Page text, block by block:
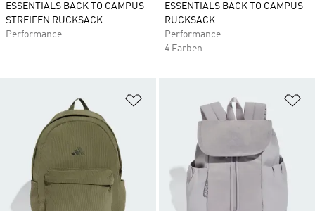
ESSENTIALS BACK TO CAMPUS
STREIFEN RUCKSACK
Performance
ESSENTIALS BACK TO CAMPUS
RUCKSACK
Performance
4 Farben
Zur Wunschliste hinzufügen